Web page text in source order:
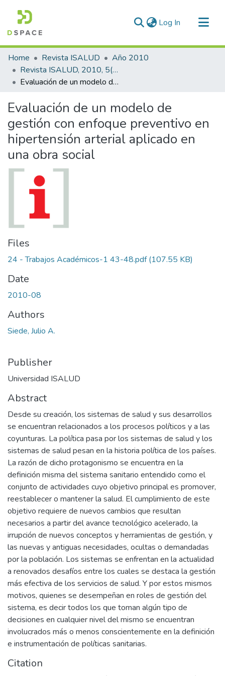
Log In (current)
Communities & Collections
All of DSpace
Statistics
Home Revista ISALUD
Año 2010
Revista ISALUD, 2010, 5(24)
Evaluación de un modelo de gestión con enfoque preventivo en hipertensión arterial aplicado en una obra social
Evaluación de un modelo de
gestión con enfoque preventivo en
hipertensión arterial aplicado en
una obra social
Files
24 - Trabajos Académicos-1 43-48.pdf(107.55 KB)
Date
2010-08
Authors
Siede, Julio A.
Publisher
Universidad ISALUD
Abstract
Desde su creación, los sistemas de salud y sus desarrollos
se encuentran relacionados a los procesos políticos y a las
coyunturas. La política pasa por los sistemas de salud y los
sistemas de salud pesan en la historia política de los países.
La razón de dicho protagonismo se encuentra en la
definición misma del sistema sanitario entendido como el
conjunto de actividades cuyo objetivo principal es promover,
reestablecer o mantener la salud. El cumplimiento de este
objetivo requiere de nuevos cambios que resultan
necesarios a partir del avance tecnológico acelerado, la
irrupción de nuevos conceptos y herramientas de gestión, y
las nuevas y antiguas necesidades, ocultas o demandadas
por la población. Los sistemas se enfrentan en la actualidad
a renovados desafíos entre los cuales se destaca la gestión
más efectiva de los servicios de salud. Y por estos mismos
motivos, quienes se desempeñan en roles de gestión del
sistema, es decir todos los que toman algún tipo de
decisiones en cualquier nivel del mismo se encuentran
involucrados más o menos conscientemente en la definición
e instrumentación de políticas sanitarias.
Citation